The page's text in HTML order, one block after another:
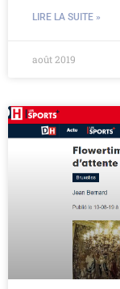
LIRE LA SUITE »
août 2019